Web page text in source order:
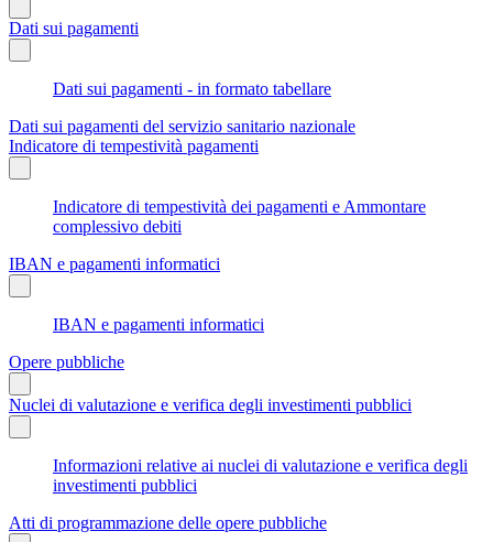
Dati sui pagamenti
Dati sui pagamenti - in formato tabellare
Dati sui pagamenti del servizio sanitario nazionale
Indicatore di tempestività pagamenti
Indicatore di tempestività dei pagamenti e Ammontare
complessivo debiti
IBAN e pagamenti informatici
IBAN e pagamenti informatici
Opere pubbliche
Nuclei di valutazione e verifica degli investimenti pubblici
Informazioni relative ai nuclei di valutazione e verifica degli
investimenti pubblici
Atti di programmazione delle opere pubbliche